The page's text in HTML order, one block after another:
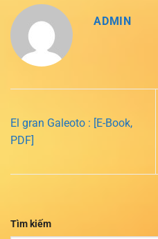
ADMIN
El gran Galeoto : [E-Book,
PDF]
Tìm kiếm